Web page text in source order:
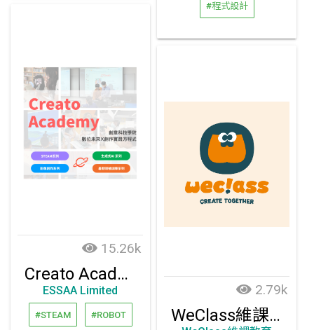
#程式設計
15.26k
Creato Academy 創意科技學院｜數位未來 X 創作實踐方程式
ESSAA Limited
#STEAM #ROBOT
2.79k
WeClass維課_ STEAM創客課程方案